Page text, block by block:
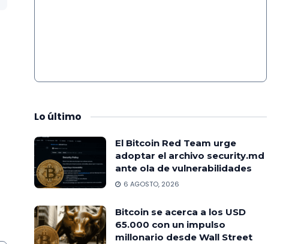
Lo último
El Bitcoin Red Team urge
adoptar el archivo security.md
ante ola de vulnerabilidades
6 AGOSTO, 2026
Bitcoin se acerca a los USD
65.000 con un impulso
millonario desde Wall Street